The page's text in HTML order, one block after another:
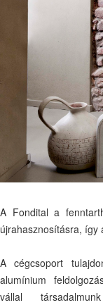
A Fondital a
újrahasznosításra, így
A cégcsoport
alumínium
vállal